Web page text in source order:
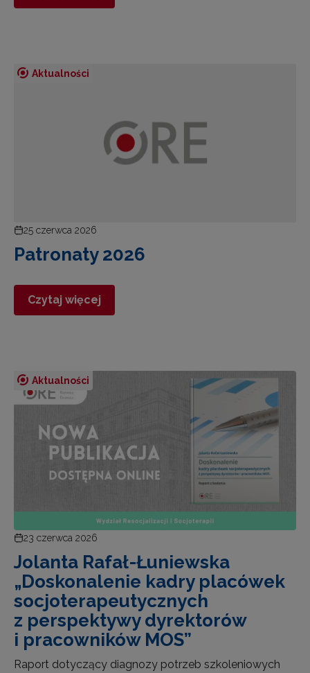
Aktualności
25 czerwca 2026
Patronaty 2026
Czytaj więcej
Aktualności
23 czerwca 2026
Jolanta Rafał-Łuniewska
„Doskonalenie kadry placówek
socjoterapeutycznych
z perspektywy dyrektorów
i pracowników MOS”
Raport dotyczący diagnozy potrzeb szkoleniowych